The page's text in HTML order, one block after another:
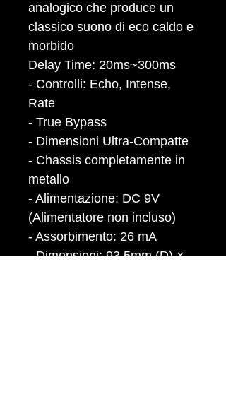
analogico che produce un
classico suono di eco caldo e
morbido
Delay Time: 20ms~300ms
- Controlli: Echo, Intense,
Rate
- True Bypass
- Dimensioni Ultra-Compatte
- Chassis completamente in
metallo
- Alimentazione: DC 9V
(Alimentatore non incluso)
- Assorbimento: 26 mA
- Dimensioni: 93.5mm (D) ×